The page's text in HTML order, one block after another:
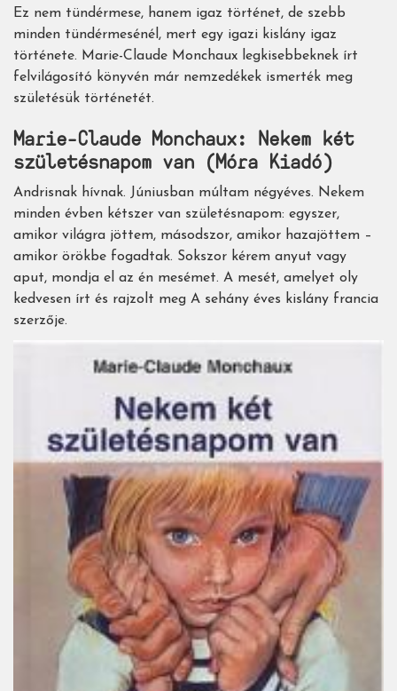
Ez nem tündérmese, hanem igaz történet, de szebb
minden tündérmesénél, mert egy igazi kislány igaz
története. Marie-Claude Monchaux legkisebbeknek írt
felvilágosító könyvén már nemzedékek ismerték meg
születésük történetét.
Marie-Claude Monchaux: Nekem két
születésnapom van (Móra Kiadó)
Andrisnak hívnak. Júniusban múltam négyéves. Nekem
minden évben kétszer van születésnapom: egyszer,
amikor világra jöttem, másodszor, amikor hazajöttem –
amikor örökbe fogadtak. Sokszor kérem anyut vagy
aput, mondja el az én mesémet. A mesét, amelyet oly
kedvesen írt és rajzolt meg A sehány éves kislány francia
szerzője.